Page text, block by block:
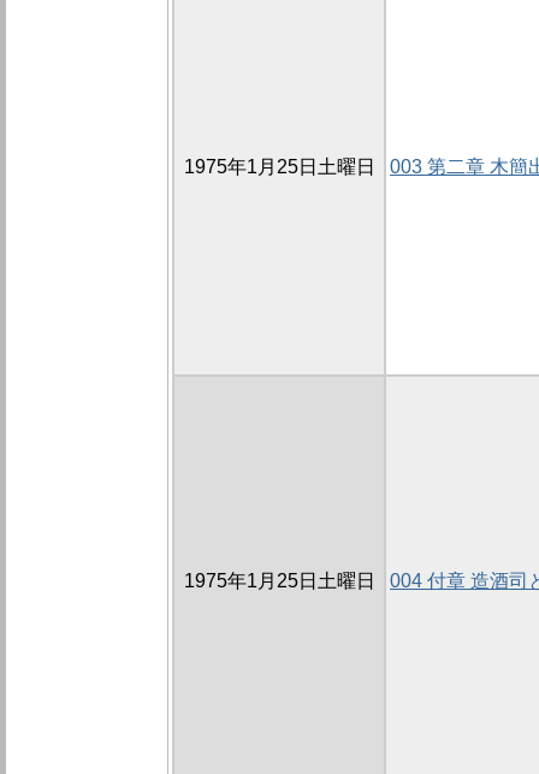
1975年1月25日土曜日 003 第二章 木簡
1975年1月25日土曜日 004 付章 造酒司